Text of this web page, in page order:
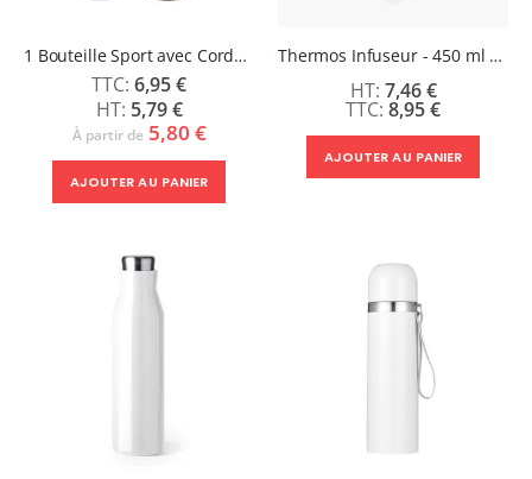
1 Bouteille Sport avec Cordon - 450 ml - MOXIE
6,95 €
5,79 €
À partir de 5,80 €
AJOUTER AU PANIER
Thermos Infuseur - 450 ml - NOVA
8,95 €
7,46 €
AJOUTER AU PANIER